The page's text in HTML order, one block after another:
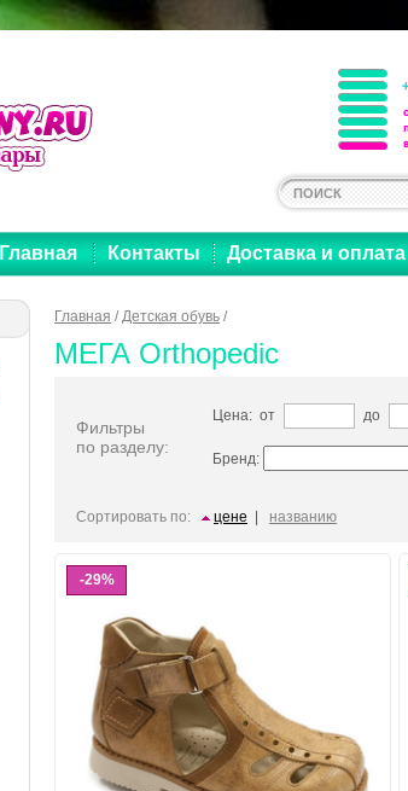
Главная Контакты Доставка и оплата
Главная /Детская обувь /
МЕГА Orthopedic
Фильтры
по разделу:
Цена: от до
Бренд:
Сортировать по: цене названию
29%